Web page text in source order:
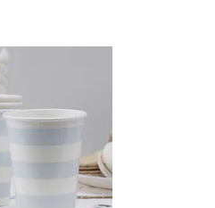
8ks v balení velkost 200ml